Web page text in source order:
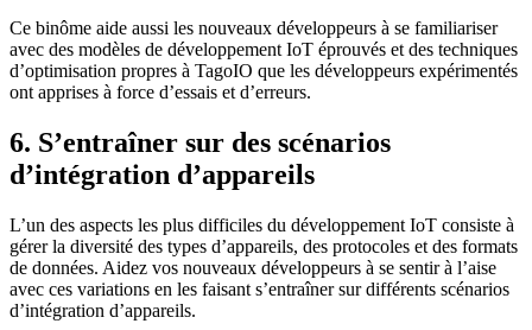
Ce binôme aide aussi les nouveaux développeurs à se familiariser
avec des modèles de développement IoT éprouvés et des techniques
d’optimisation propres à TagoIO que les développeurs expérimentés
ont apprises à force d’essais et d’erreurs.
6. S’entraîner sur des scénarios
d’intégration d’appareils
L’un des aspects les plus difficiles du développement IoT consiste à
gérer la diversité des types d’appareils, des protocoles et des formats
de données. Aidez vos nouveaux développeurs à se sentir à l’aise
avec ces variations en les faisant s’entraîner sur différents scénarios
d’intégration d’appareils.